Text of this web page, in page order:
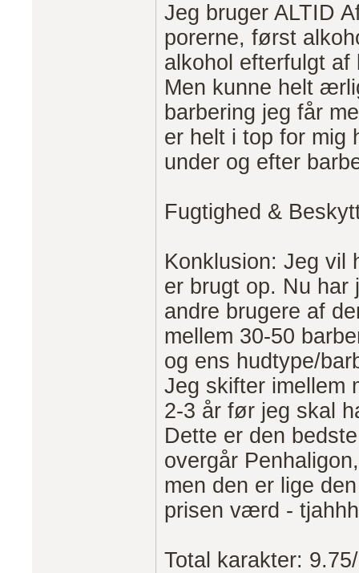
Jeg bruger ALTID
porerne, først
alkohol efterfulgt
Men kunne helt
barbering jeg får
er helt i top for mig
under og efter
Fugtighed &
Konklusion: Jeg vil
er brugt op. Nu har
andre brugere af
mellem 30-50
og ens hudtype/
Jeg skifter imellem
2-3 år før jeg skal
Dette er den
overgår
men den er lige
prisen værd -
Total karakter: